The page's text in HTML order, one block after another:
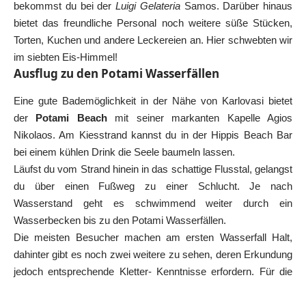
bekommst du bei der Luigi GelateriaSamos. Darüber hinaus
bietet das freundliche Personal noch weitere süße Stücken,
Torten, Kuchen und andere Leckereien an. Hier schwebten wir
im siebten Eis-Himmel!
Ausflug zu den Potami Wasserfällen
Eine gute Bademöglichkeit in der Nähe von Karlovasi bietet
der
Potami Beachmit seiner markanten Kapelle Agios
Nikolaos. Am Kiesstrand kannst du in der Hippis Beach Bar
bei einem kühlen Drink die Seele baumeln lassen.
Läufst du vom Strand hinein in das schattige Flusstal, gelangst
du über einen Fußweg zu einer Schlucht. Je nach
Wasserstand geht es schwimmend weiter durch ein
Wasserbecken bis zu den Potami Wasserfällen.
Die meisten Besucher machen am ersten Wasserfall Halt,
dahinter gibt es noch zwei weitere zu sehen, deren Erkundung
jedoch entsprechende Kletter- Kenntnisse erfordern. Für die